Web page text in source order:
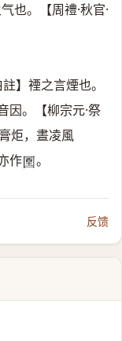
也。【周禮·秋官·
】禋之言煙也。
因。【柳宗元·祭
膏炬，晝凌風
作𡇽 。
反馈